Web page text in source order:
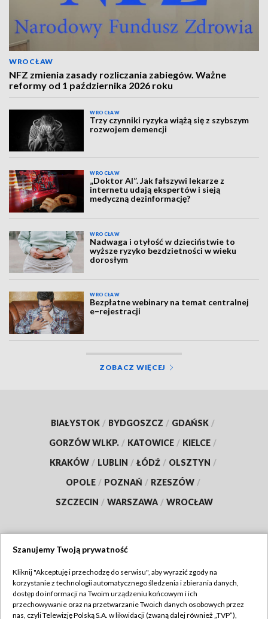
WROCŁAW
NFZ zmienia zasady rozliczania zabiegów. Ważne
reformy od 1 października 2026 roku
WROCŁAW
Trzy czynniki ryzyka wiążą się z szybszym
rozwojem demencji
WROCŁAW
„Doktor AI”. Jak fałszywi lekarze z
internetu udają ekspertów i sieją
medyczną dezinformację?
WROCŁAW
Nadwaga i otyłość w dzieciństwie to
wyższe ryzyko bezdzietności w wieku
dorosłym
WROCŁAW
Bezpłatne webinary na temat centralnej
e–rejestracji
ZOBACZ WIĘCEJ
BIAŁYSTOK / BYDGOSZCZ / GDAŃSK /
GORZÓW WLKP. / KATOWICE / KIELCE /
KRAKÓW / LUBLIN / ŁÓDŹ / OLSZTYN /
OPOLE / POZNAŃ / RZESZÓW /
SZCZECIN / WARSZAWA / WROCŁAW
TVP
Abonament TVP
Regulamin TVP
Szanujemy Twoją prywatność
Kliknij "Akceptuję i przechodzę do serwisu", aby wyrazić zgody na
korzystanie z technologii automatycznego śledzenia i zbierania danych,
dostęp do informacji na Twoim urządzeniu końcowym i ich
przechowywanie oraz na przetwarzanie Twoich danych osobowych przez
nas, czyli Telewizję Polską S.A. w likwidacji (zwaną dalej również „TVP”),